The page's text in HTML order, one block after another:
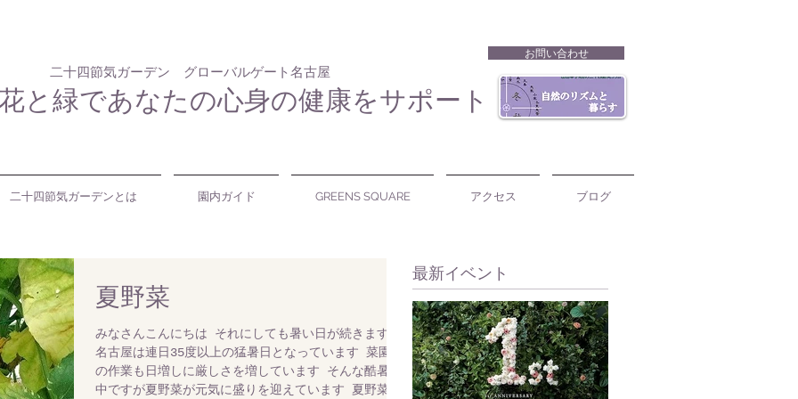
お問い合わせ
と緑であなたの心身の健康をサポート
二十四節気ガーデン グローバルゲート名古屋
二十四節気ガーデンとは 園内ガイド GREENS SQUARE アクセス ブログ
夏野菜
みなさんこんにちは それにしても暑い日が続きますね
名古屋は連日35度以上の猛暑日となっています 菜園で
の作業も日増しに厳しさを増しています そんな酷暑の
中ですが夏野菜が元気に盛りを迎えています 夏野菜と
​最新イベント